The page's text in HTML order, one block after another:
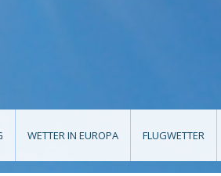
WETTER IN EUROPA FLUGWETTER